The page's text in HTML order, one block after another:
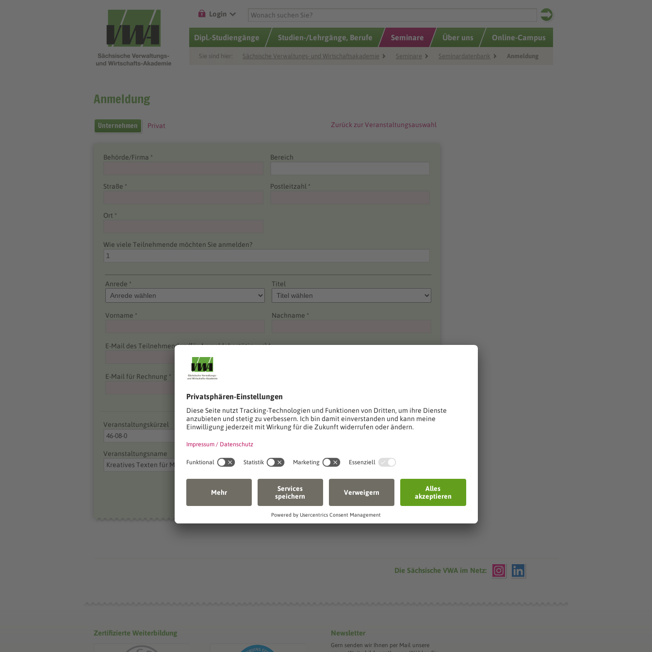
Login
Dipl.-Studiengänge Studien-/Lehrgänge, Berufe Seminare Über uns Online-Campus
Sie sind hier: Sächsische Verwaltungs- und Wirtschaftsakademie Seminare Seminardatenbank Anmeldung
Anmeldung
Unternehmen Privat Zurück zur Veranstaltungsauswahl
Behörde/Firma * Bereich
Straße * Postleitzahl *
Ort *
Wie viele Teilnehmende möchten Sie anmelden?
Anrede * Titel
Vorname * Nachname *
E-Mail des Teilnehmenden (für Anmeldebestätigung) *
E-Mail für Rechnung *
Veranstaltungskürzel
Veranstaltungsname
Senden
Die Sächsische VWA im Netz:
Zertifizierte Weiterbildung Newsletter
Gern senden wir Ihnen per Mail unsere